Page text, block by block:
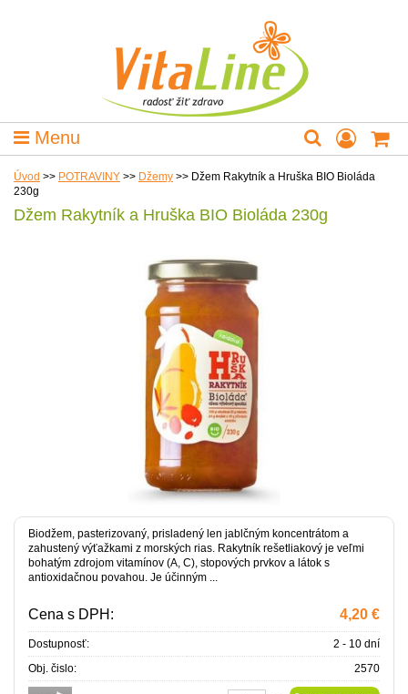
Menu
Úvod >> POTRAVINY >> Džemy >> Džem Rakytník a Hruška BIO Bioláda
230g
Džem Rakytník a Hruška BIO Bioláda 230g
Biodžem, pasterizovaný, prisladený len jablčným koncentrátom a
zahustený výťažkami z morských rias. Rakytník rešetliakový je veľmi
bohatým zdrojom vitamínov (A, C), stopových prvkov a látok s
antioxidačnou povahou. Je účinným ...
Cena s DPH: 4,20 €
Dostupnosť:
2 - 10 dní
Obj. čislo:
2570